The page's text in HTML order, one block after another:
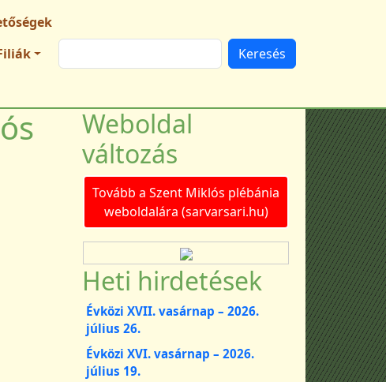
Weboldal
változás
Tovább a Szent Miklós plébánia
weboldalára (sarvarsari.hu)
Heti hirdetések
Évközi XVII. vasárnap – 2026.
július 26.
Évközi XVI. vasárnap – 2026.
július 19.